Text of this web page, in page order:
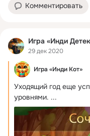
Комментировать
Игра «Инди
29 дек 2020
Игра «Инди Кот»
Уходящий год еще
уровнями. ...